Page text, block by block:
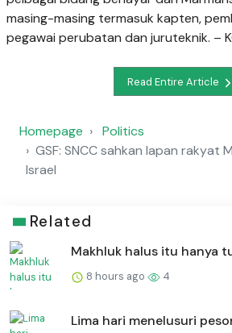
masing-masing termasuk kapten,
pegawai perubatan dan juruteknik. –
Read Entire Article
Homepage
Politics
GSF: SNCC sahkan lapan rakyat
Israel
Related
Makhluk halus itu hanya
8 hours ago 4
Lima hari menelusuri